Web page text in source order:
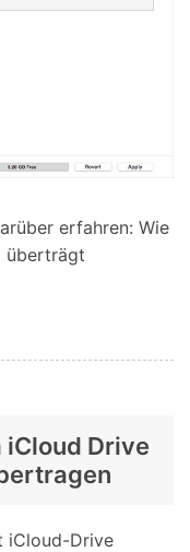
erfahren: Wie
überträgt
iCloud Drive
iCloud-Drive